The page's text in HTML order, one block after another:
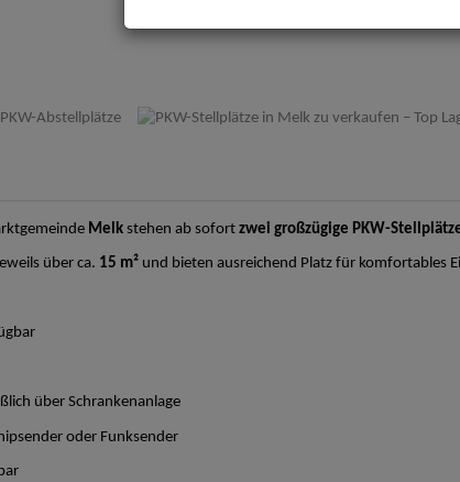
Melk stehen ab sofort zwei großzügige PKW-
über ca. 15 m² und bieten ausreichend Platz für komfortables
über Schrankenanlage
oder Funksender